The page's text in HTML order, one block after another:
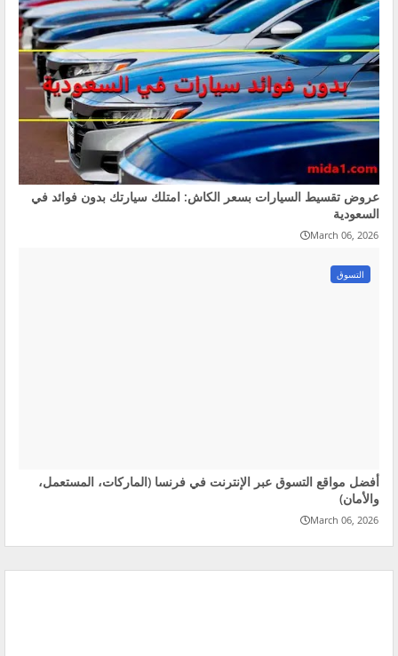
عروض تقسيط السيارات بسعر الكاش: امتلك سيارتك بدون فوائد في
السعودية
March 06, 2026
التسوق
أفضل مواقع التسوق عبر الإنترنت في فرنسا (الماركات، المستعمل،
والأمان)
March 06, 2026